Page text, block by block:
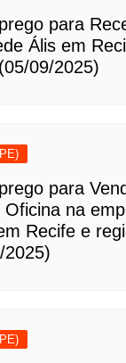
para
Ális em
09/2025)
para
na
Recife e
2025)